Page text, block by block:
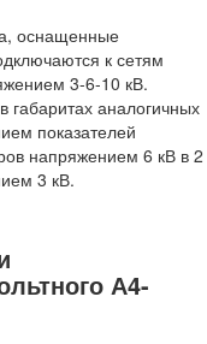
оснащенные
к сетям
3-6-10 кВ.
аналогичных
показателей
напряжением 6 кВ в 2
3 кВ.
А4-